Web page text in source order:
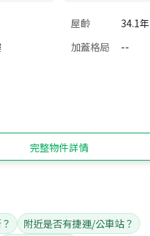
屋齡
34.1年
加蓋格局
--
完整物件詳情
附近是否有捷運/公車站？